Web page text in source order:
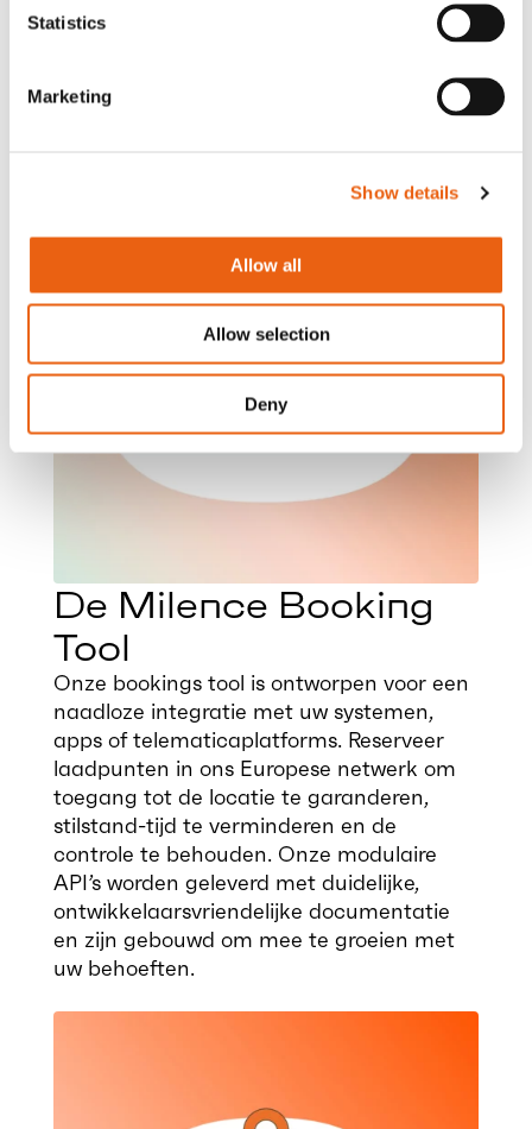
Statistics
Marketing
Show details
Allow all
Allow selection
Deny
De Milence Booking
Tool
Onze bookings tool is ontworpen voor een
naadloze integratie met uw systemen,
apps of telematicaplatforms. Reserveer
laadpunten in ons Europese netwerk om
toegang tot de locatie te garanderen,
stilstand-tijd te verminderen en de
controle te behouden. Onze modulaire
API’s worden geleverd met duidelijke,
ontwikkelaarsvriendelijke documentatie
en zijn gebouwd om mee te groeien met
uw behoeften.